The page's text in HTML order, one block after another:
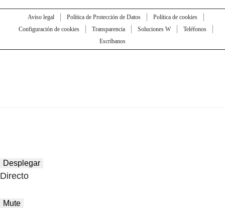
Aviso legal Política de Protección de Datos
Política de cookies
Configuración de cookies
Transparencia Soluciones W
Teléfonos
Escríbanos
Desplegar
Directo
Mute